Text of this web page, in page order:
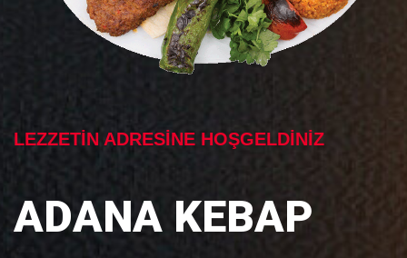
LEZZETİN ADRESİNE HOŞGELDİNİZ
ADANA KEBAP